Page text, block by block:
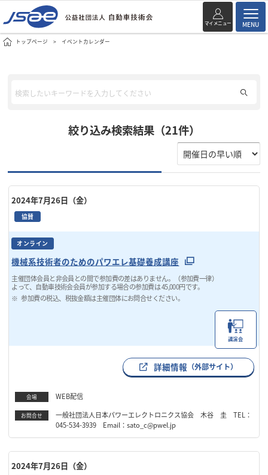
マイメニュー MENU
トップページ イベントカレンダー
絞り込み検索結果（21件）
2024年7月26日（金）
協賛
オンライン
機械系技術者のためのパワエレ基礎養成講座
主催団体会員と非会員との間で参加費の差はありません。（参加費一律）
よって、自動車技術会会員が参加する場合の参加費は 45,000円です。
参加費の税込、税抜金額は主催団体にお問合せください。
講演会
詳細情報 （外部サイト）
会場 WEB配信
お問合せ
一般社団法人日本パワーエレクトロニクス協会 木谷 圭 TEL：
045-534-3939 Email：sato_c@pwel.jp
2024年7月26日（金）